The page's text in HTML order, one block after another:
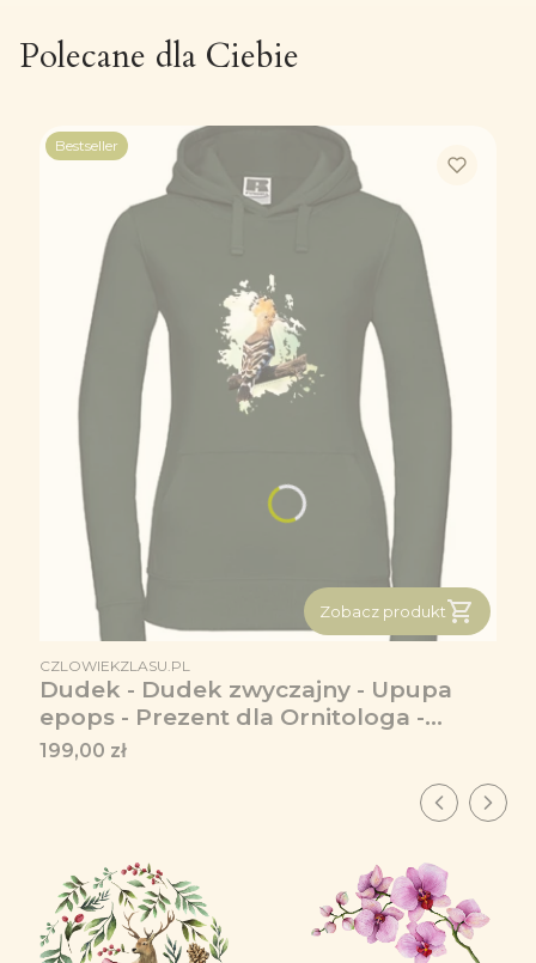
Polecane dla Ciebie
Bestseller
Zobacz produkt
PRODUCENT
CZLOWIEKZLASU.PL
Dudek - Dudek zwyczajny - Upupa
epops - Prezent dla Ornitologa -
Bluza premium
Cena
199,00 zł